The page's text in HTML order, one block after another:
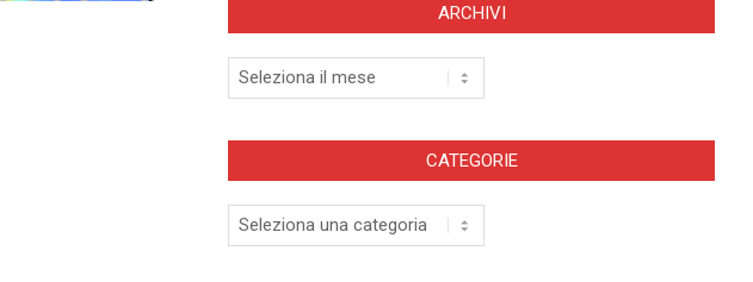
ARCHIVI
Archivi
CATEGORIE
Categorie